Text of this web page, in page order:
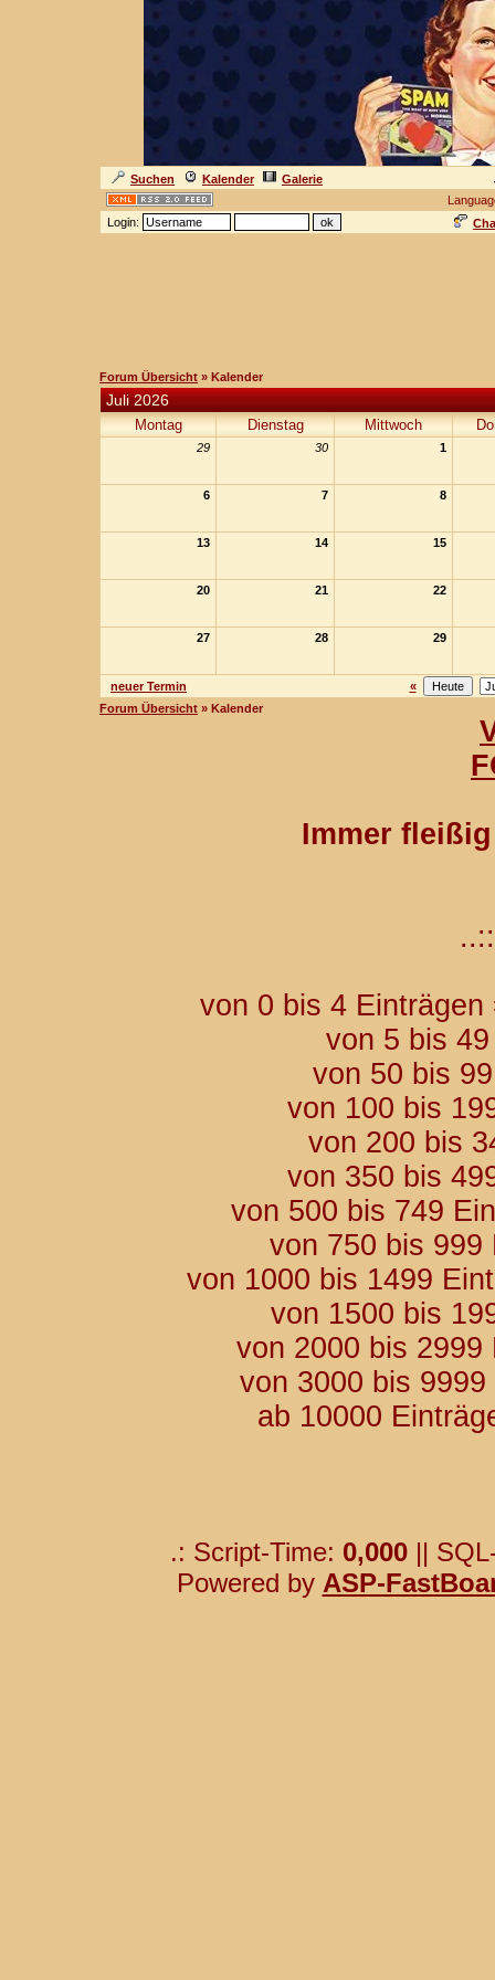
Suchen Kalender
Galerie
Login:
Forum Übersicht » Kalender
Juli 2026
Montag Dienstag Mittwoch
29 30 1
6 7 8
13 14 15
20 21 22
27 28 29
neuer Termin
«
Forum Übersicht » Kalender
Immer
..::
von 0 bis 4
von 5 bis
von 50 bis
von 100 bis
von 200 bis
von 350 bis
von 500 bis 749
von 750 bis
von 1000 bis 1499
von 1500 bis
von 2000 bis
von 3000 bis
ab 10000
.: Script-Time: 0,000||
Powered by ASP-